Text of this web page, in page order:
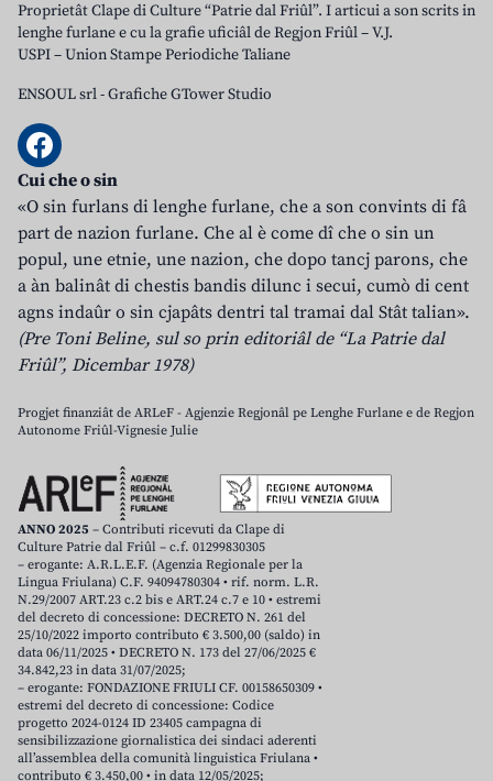
Proprietât Clape di Culture “Patrie dal Friûl”. I articui a son scrits in
lenghe furlane e cu la grafie uficiâl de Regjon Friûl – V.J.
USPI – Union Stampe Periodiche Taliane
ENSOUL srl-Grafiche GTower Studio
Cui che o sin
«O sin furlans di lenghe furlane, che a son convints di fâ
part de nazion furlane. Che al è come dî che o sin un
popul, une etnie, une nazion, che dopo tancj parons, che
a àn balinât di chestis bandis dilunc i secui, cumò di cent
agns indaûr o sin cjapâts dentri tal tramai dal Stât talian».
(Pre Toni Beline, sul so prin editoriâl de “La Patrie dal
Friûl”, Dicembar 1978)
Progjet finanziât de ARLeF - Agjenzie Regjonâl pe Lenghe Furlane e de Regjon
Autonome Friûl-Vignesie Julie
ANNO 2025 – Contributi ricevuti da Clape di
Culture Patrie dal Friûl – c.f. 01299830305
– erogante: A.R.L.E.F. (Agenzia Regionale per la
Lingua Friulana) C.F. 94094780304 • rif. norm. L.R.
N.29/2007 ART.23 c.2 bis e ART.24 c.7 e 10 • estremi
del decreto di concessione: DECRETO N. 261 del
25/10/2022 importo contributo € 3.500,00 (saldo) in
data 06/11/2025 • DECRETO N. 173 del 27/06/2025 €
34.842,23 in data 31/07/2025;
– erogante: FONDAZIONE FRIULI CF. 00158650309 •
estremi del decreto di concessione: Codice
progetto 2024-0124 ID 23405 campagna di
sensibilizzazione giornalistica dei sindaci aderenti
all’assemblea della comunità linguistica Friulana •
contributo € 3.450,00 • in data 12/05/2025;